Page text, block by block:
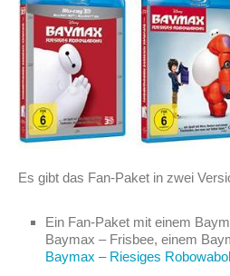
Es gibt das Fan-Paket in zwei
Ein Fan-Paket mit einem
Baymax – Frisbee, einem
Baymax – Riesiges